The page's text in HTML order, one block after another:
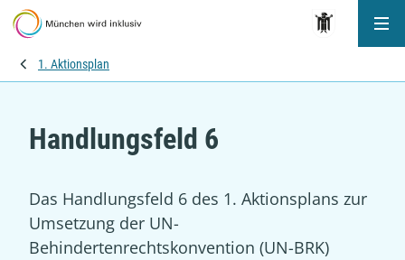
1. Aktionsplan
Handlungsfeld 6
Das Handlungsfeld 6 des 1. Aktionsplans zur
Umsetzung der UN-
Behindertenrechtskonvention (UN-BRK)